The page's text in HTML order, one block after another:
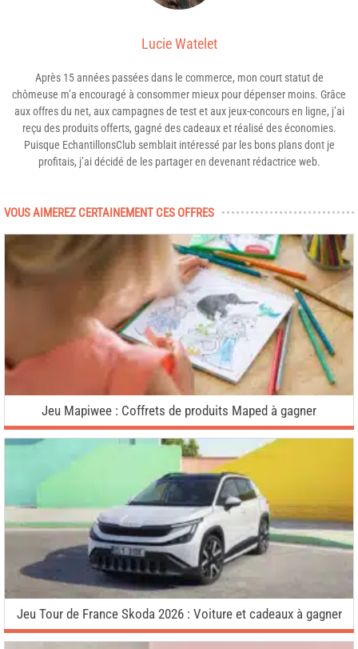
Lucie Watelet
Après 15 années passées dans le commerce, mon court statut de
chômeuse m’a encouragé à consommer mieux pour dépenser moins. Grâce
aux offres du net, aux campagnes de test et aux jeux-concours en ligne, j’ai
reçu des produits offerts, gagné des cadeaux et réalisé des économies.
Puisque EchantillonsClub semblait intéressé par les bons plans dont je
profitais, j’ai décidé de les partager en devenant rédactrice web.
VOUS AIMEREZ CERTAINEMENT CES OFFRES
Jeu Mapiwee : Coffrets de produits Maped à gagner
Jeu Tour de France Skoda 2026 : Voiture et cadeaux à gagner